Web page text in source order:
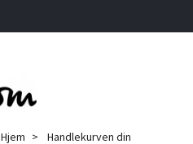
Hjem Handlekurven din